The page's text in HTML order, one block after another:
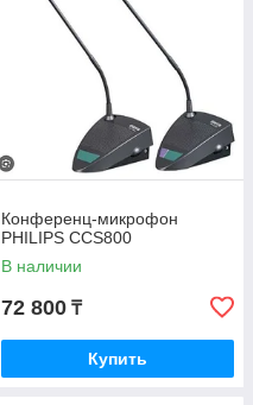
Конференц-микрофон
PHILIPS CCS800
В наличии
72 800 ₸
Купить